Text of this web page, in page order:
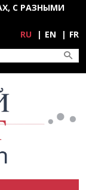
С РАЗНЫМИ
RU EN FR